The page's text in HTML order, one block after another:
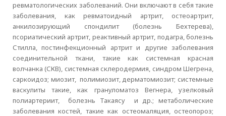
ревматологических заболеваний. Они включают в себя такие
заболевания, как ревматоидный артрит, остеоартрит,
анкилозирующий спондилит (болезнь Бехтерева),
псориатический артрит, реактивный артрит, подагра, болезнь
Стилла, постинфекционный артрит и другие заболевания
соединительной ткани, такие как системная красная
волчанка (СКВ), системная склеродермия, синдром Шегрена,
саркоидоз; миозит, полимиозит, дерматомиозит; системные
васкулиты такие, как грануломатоз Вегнера, узелковый
полиартериит, болезнь Такаясу и др.; метаболические
заболевания костей, такие как остеомаляция, остеопороз;